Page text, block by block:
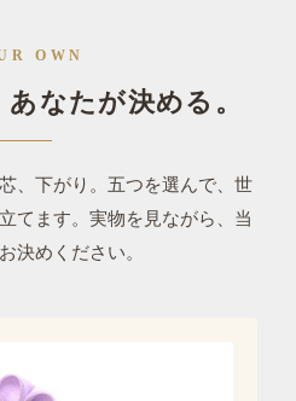
OWN
なたが決める。
、下がり。五つを選んで、世
てます。実物を見ながら、当
決めください。